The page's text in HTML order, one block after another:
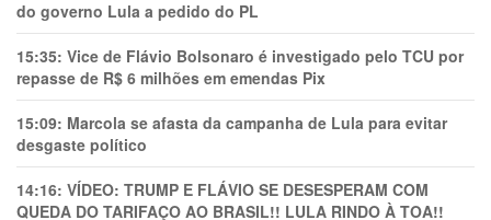
do governo Lula a pedido do PL
15:35: Vice de Flávio Bolsonaro é investigado pelo TCU por
repasse de R$ 6 milhões em emendas Pix
15:09: Marcola se afasta da campanha de Lula para evitar
desgaste político
14:16: VÍDEO: TRUMP E FLÁVIO SE DESESPERAM COM
QUEDA DO TARIFAÇO AO BRASIL!! LULA RINDO À TOA!!